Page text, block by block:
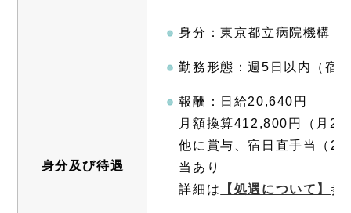
身分及び待遇
身分：東京都立病院機構
勤務形態：週5日以内（宿
報酬：日給20,640円
月額換算412,800円（月20
他に賞与、宿日直手当（
当あり
詳細は
【処遇について】参